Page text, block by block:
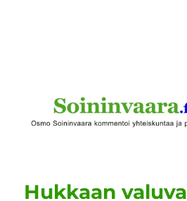
Hukkaan valuva